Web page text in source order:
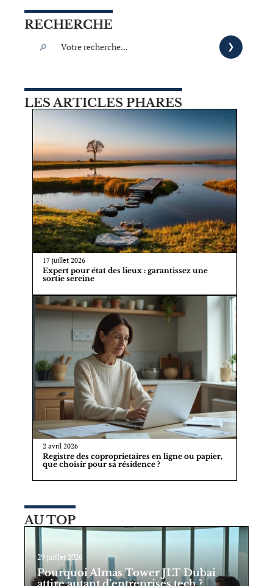
RECHERCHE
LES ARTICLES PHARES
17 juillet 2026
Expert pour état des lieux : garantissez une
sortie sereine
2 avril 2026
Registre des coproprietaires en ligne ou papier,
que choisir pour sa résidence ?
AU TOP
29 juillet 2026
Pourquoi Almas Tower JLT Dubai
attire autant d’entreprises tech ?